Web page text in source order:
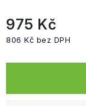
975 Kč
806 Kč bez DPH